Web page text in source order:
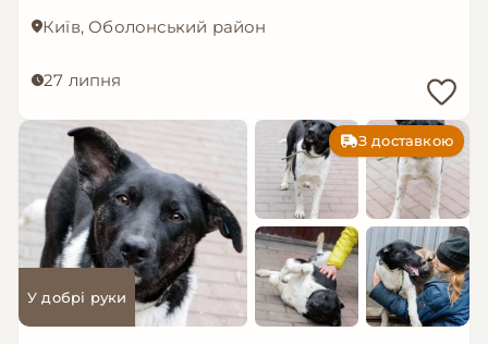
Київ, Оболонський район
27 липня
З доставкою
У добрі руки